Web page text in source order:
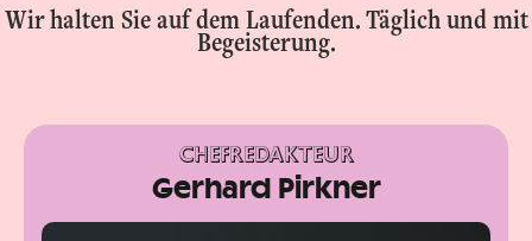
Wir halten Sie auf dem Laufenden. Täglich und mit
Begeisterung.
CHEFREDAKTEUR
Gerhard Pirkner